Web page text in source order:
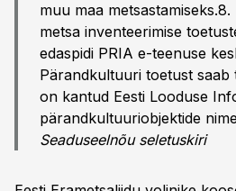
muu maa
metsa inventeerimise
edaspidi PRIA e-teenuse
Pärandkultuuri toetust saab
on kantud Eesti Looduse
pärandkultuuriobjektide
Seaduseelnõu seletuskiri